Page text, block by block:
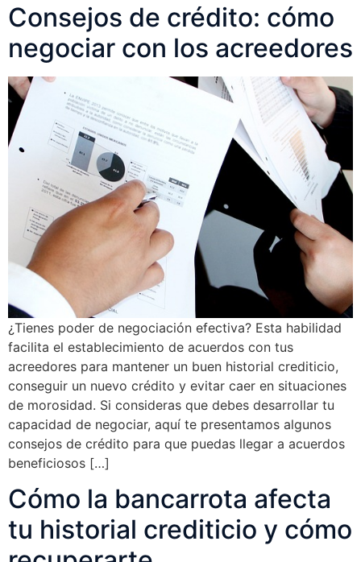
Consejos de crédito: cómo
negociar con los acreedores
¿Tienes poder de negociación efectiva? Esta habilidad
facilita el establecimiento de acuerdos con tus
acreedores para mantener un buen historial crediticio,
conseguir un nuevo crédito y evitar caer en situaciones
de morosidad. Si consideras que debes desarrollar tu
capacidad de negociar, aquí te presentamos algunos
consejos de crédito para que puedas llegar a acuerdos
beneficiosos […]
Cómo la bancarrota afecta
tu historial crediticio y cómo